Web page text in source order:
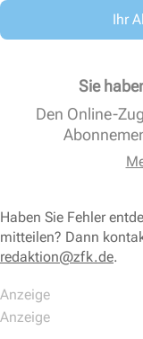
Ihr
Sie
Den Online-
Haben Sie Fehler
mitteilen? Dann
redaktion@zfk.de.